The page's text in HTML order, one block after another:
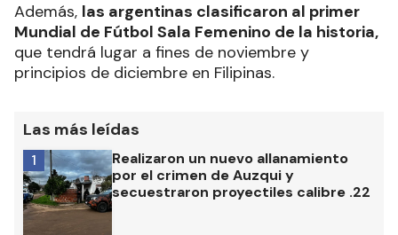
Además, las argentinas clasificaron al primer
Mundial de Fútbol Sala Femenino de la historia,
que tendrá lugar a fines de noviembre y
principios de diciembre en Filipinas.
Las más leídas
Realizaron un nuevo allanamiento
por el crimen de Auzqui y
secuestraron proyectiles calibre .22
1